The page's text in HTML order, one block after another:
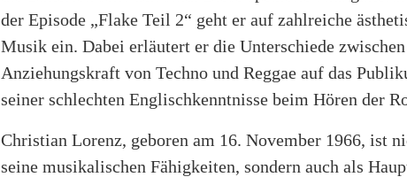
der Episode „Flake Teil 2“ geht er auf zahlreiche
Musik ein. Dabei erläutert er die Unterschiede
Anziehungskraft von Techno und Reggae auf das
seiner schlechten Englischkenntnisse beim Hören der
Christian Lorenz, geboren am 16. November 1966, ist
seine musikalischen Fähigkeiten, sondern auch als